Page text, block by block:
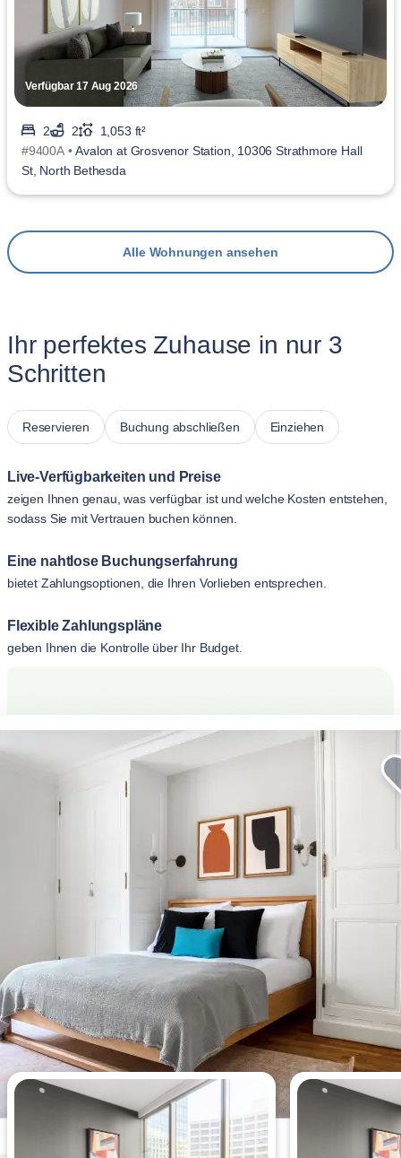
Verfügbar 17 Aug 2026
2 2
1,053 ft²
#9400A •Avalon at Grosvenor Station, 10306 Strathmore Hall
St, North Bethesda
Alle Wohnungen ansehen
Ihr perfektes Zuhause in nur 3
Schritten
Reservieren Buchung abschließen Einziehen
Live-Verfügbarkeiten und Preise
zeigen Ihnen genau, was verfügbar ist und welche Kosten entstehen,
sodass Sie mit Vertrauen buchen können.
Eine nahtlose Buchungserfahrung
bietet Zahlungsoptionen, die Ihren Vorlieben entsprechen.
Flexible Zahlungspläne
geben Ihnen die Kontrolle über Ihr Budget.
Meistgesehene Wohnungen
dieser Woche